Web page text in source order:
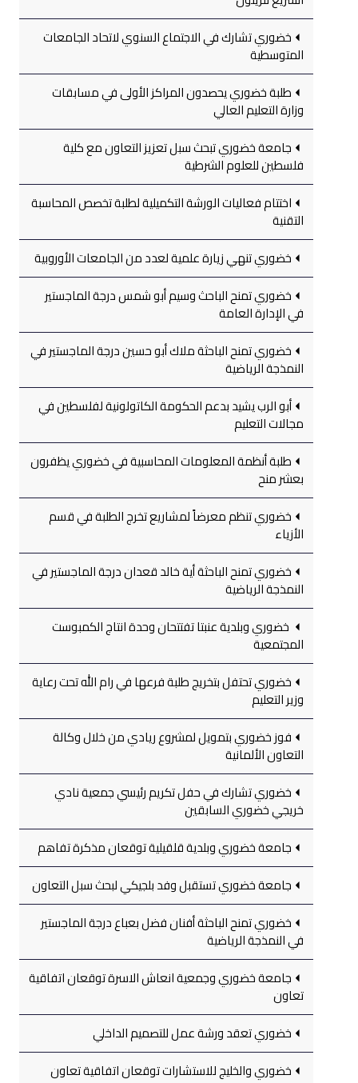
خضوري تشارك في الاجتماع السنوي لاتحاد الجامعات
المتوسطية
طلبة خضوري يحصدون المراكز الأولى في مسابقات
وزارة التعليم العالي
جامعة خضوري تبحث سبل تعزيز التعاون مع كلية
فلسطين للعلوم الشرطية
اختتام فعاليات الورشة التكميلية لطلبة تخصص المحاسبة
التقنية
خضوري تنهي زيارة علمية لعدد من الجامعات الأوروبية
خضوري تمنح الباحث وسيم أبو شمس درجة الماجستير
في الإدارة العامة
خضوري تمنح الباحثة ملاك أبو حسين درجة الماجستير في
النمذجة الرياضية
أبو الرب يشيد بدعم الحكومة الكاتولونية لفلسطين في
مجالات التعليم
طلبة أنظمة المعلومات المحاسبية في خضوري يظفرون
بعشر منح
خضوري تنظم معرضاً لمشاريع تخرج الطلبة في قسم
الأزياء
خضوري تمنح الباحثة أية خالد قعدان درجة الماجستير في
النمذجة الرياضية
خضوري وبلدية عنبتا تفتتحان وحدة انتاج الكمبوست
المجتمعية
خضوري تحتفل بتخريج طلبة فرعها في رام الله تحت رعاية
وزير التعليم
فوز خضوري بتمويل لمشروع ريادي من خلال وكالة
التعاون الألمانية
خضوري تشارك في حفل تكريم رئيسي جمعية نادي
خريجي خضوري السابقين
جامعة خضوري وبلدية قلقيلية توقعان مذكرة تفاهم
جامعة خضوري تستقبل وفد بلجيكي لبحث سبل التعاون
خضوري تمنح الباحثة أفنان فضل بعباع درجة الماجستير
في النمذجة الرياضية
جامعة خضوري وجمعية انعاش الاسرة توقعان اتفاقية
تعاون
خضوري تعقد ورشة عمل للتصميم الداخلي
خضوري والخليج للاستشارات توقعان اتفاقية تعاون